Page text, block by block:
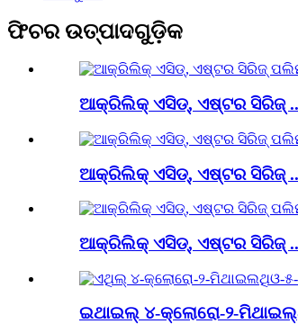
ଫିଚର ଉତ୍ପାଦଗୁଡ଼ିକ
ଆକ୍ରିଲିକ୍ ଏସିଡ୍, ଏଷ୍ଟର ସିରିଜ୍
ଆକ୍ରିଲିକ୍ ଏସିଡ୍, ଏଷ୍ଟର ସିରିଜ୍
ଆକ୍ରିଲିକ୍ ଏସିଡ୍, ଏଷ୍ଟର ସିରିଜ୍
ଇଥାଇଲ୍ ୪-କ୍ଲୋରୋ-୨-